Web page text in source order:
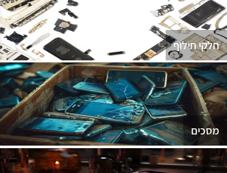
חלקי חילוף
מסכים